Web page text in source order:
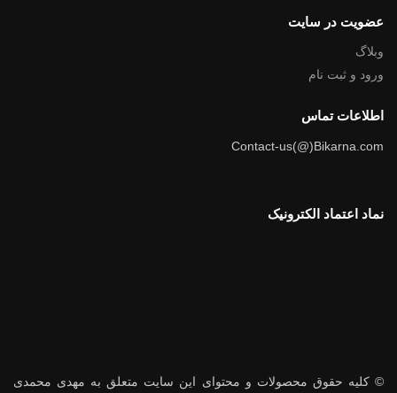
عضویت در سایت
وبلاگ
ورود و ثبت نام
اطلاعات تماس
Contact-us(@)Bikarna.com
نماد اعتماد الکترونیک
© کلیه حقوق محصولات و محتوای این سایت متعلق به مهدی محمدی